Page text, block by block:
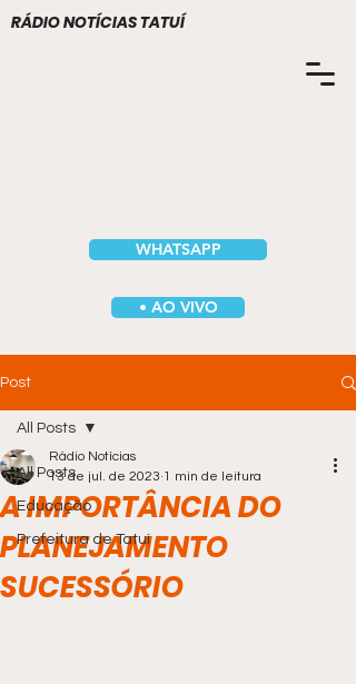
WHATSAPP
RÁDIO NOTÍCIAS TATUÍ
• AO VIVO
Post
All Posts
Educação
Prefeitura de Tatuí
All Posts
A IMPORTÂNCIA DO
PLANEJAMENTO
SUCESSÓRIO
Rádio Notícias
13 de jul. de 2023 1 min de leitura